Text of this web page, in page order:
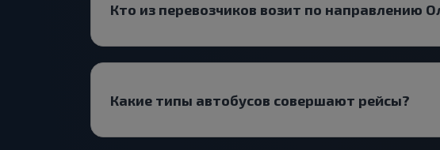
Кто из перевозчиков возит по направлению
Какие типы автобусов совершают рейсы?